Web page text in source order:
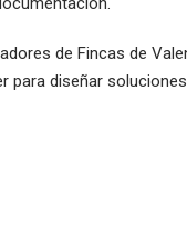
de Fincas de
diseñar